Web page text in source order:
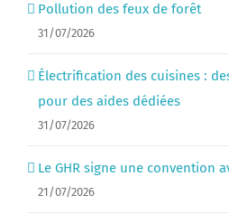
Pollution des feux de forêt
31/07/2026
Électrification des cuisines :
pour des aides dédiées
31/07/2026
Le GHR signe une convention
21/07/2026